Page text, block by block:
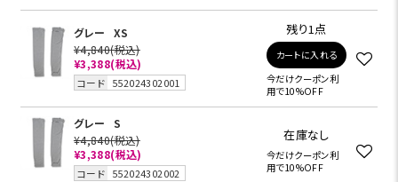
グレー
XS
¥4,840(税込)
¥3,388(税込)
コード 552024302001
残り1点
カートに入れる
今だけクーポン利
用で10%OFF
グレー
S
¥4,840(税込)
¥3,388(税込)
コード 552024302002
在庫なし
今だけクーポン利
用で10%OFF